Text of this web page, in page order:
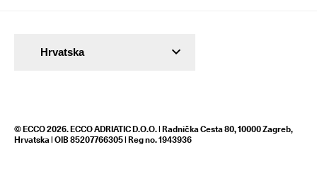
© ECCO 2026. ECCO ADRIATIC D.O.O. | Radnička Cesta 80, 10000 Zagreb,
Hrvatska | OIB 85207766305 | Reg no. 1943936
Hrvatska